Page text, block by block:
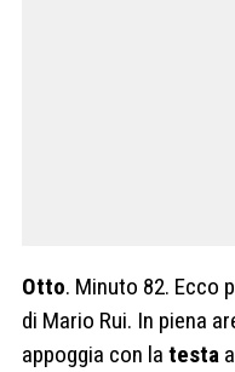
Otto. Minuto 82. Ecco
di Mario Rui. In piena
appoggia con la testa